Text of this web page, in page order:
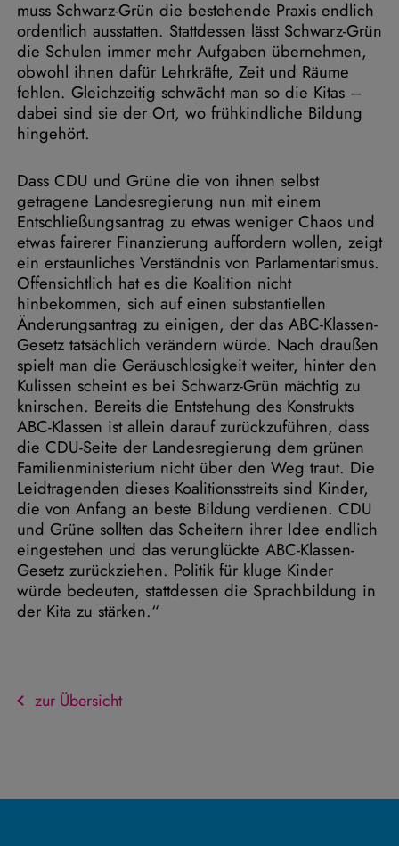
muss Schwarz-Grün die bestehende Praxis endlich
ordentlich ausstatten. Stattdessen lässt Schwarz-Grün
die Schulen immer mehr Aufgaben übernehmen,
obwohl ihnen dafür Lehrkräfte, Zeit und Räume
fehlen. Gleichzeitig schwächt man so die Kitas –
dabei sind sie der Ort, wo frühkindliche Bildung
hingehört.
Dass CDU und Grüne die von ihnen selbst
getragene Landesregierung nun mit einem
Entschließungsantrag zu etwas weniger Chaos und
etwas fairerer Finanzierung auffordern wollen, zeigt
ein erstaunliches Verständnis von Parlamentarismus.
Offensichtlich hat es die Koalition nicht
hinbekommen, sich auf einen substantiellen
Änderungsantrag zu einigen, der das ABC-Klassen-
Gesetz tatsächlich verändern würde. Nach draußen
spielt man die Geräuschlosigkeit weiter, hinter den
Kulissen scheint es bei Schwarz-Grün mächtig zu
knirschen. Bereits die Entstehung des Konstrukts
ABC-Klassen ist allein darauf zurückzuführen, dass
die CDU-Seite der Landesregierung dem grünen
Familienministerium nicht über den Weg traut. Die
Leidtragenden dieses Koalitionsstreits sind Kinder,
die von Anfang an beste Bildung verdienen. CDU
und Grüne sollten das Scheitern ihrer Idee endlich
eingestehen und das verunglückte ABC-Klassen-
Gesetz zurückziehen. Politik für kluge Kinder
würde bedeuten, stattdessen die Sprachbildung in
der Kita zu stärken.“
zur Übersicht